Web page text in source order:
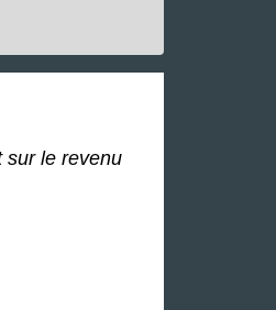
sur le revenu